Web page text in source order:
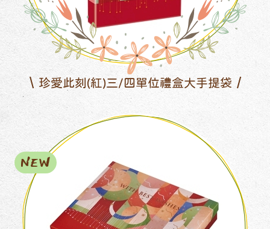
珍愛此刻(紅)三/四單位禮盒大手提袋
NEW